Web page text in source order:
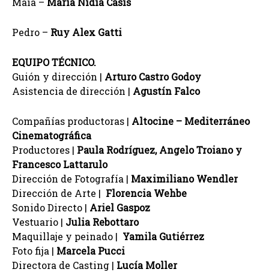
Pedro – Ruy Alex Gatti
EQUIPO TÉCNICO.
Guión y dirección | Arturo Castro Godoy
Asistencia de dirección | Agustín Falco
Compañías productoras | Altocine – Mediterráneo
Cinematográfica
Productores | Paula Rodríguez, Angelo Troiano y
Francesco Lattarulo
Dirección de Fotografía | Maximiliano Wendler
Dirección de Arte | Florencia Wehbe
Sonido Directo | Ariel Gaspoz
Vestuario | Julia Rebottaro
Maquillaje y peinado | Yamila Gutiérrez
Foto fija | Marcela Pucci
Directora de Casting | Lucía Moller